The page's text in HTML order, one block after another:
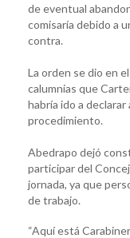
de eventual
comisaría debido a
contra.
La orden se dio en
calumnias que
habría ido a
procedimiento.
Abedrapo dejó
participar del
jornada, ya que
de trabajo.
“Aquí está